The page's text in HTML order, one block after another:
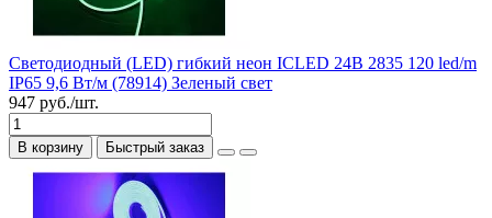
Светодиодный (LED) гибкий неон ICLED 24В 2835 120 led/m
IP65 9,6 Вт/м (78914) Зеленый свет
947 руб./шт.
В корзину Быстрый заказ